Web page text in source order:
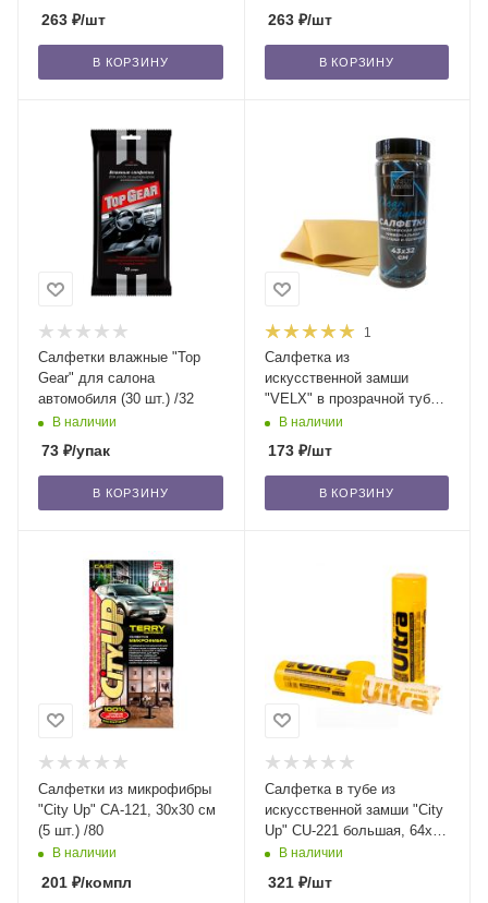
263 ₽/шт
В КОРЗИНУ
263₽/шт
В КОРЗИНУ
Салфетки влажные "Top
Gear" для салона
автомобиля (30 шт.) /32
В наличии
73 ₽/упак
В КОРЗИНУ
1
Салфетка из
искусственной замши
"VELX" в прозрачной тубе,
43х32 см /85
В наличии
173₽/шт
В КОРЗИНУ
Салфетки из микрофибры
"City Up" СА-121, 30х30 см
(5 шт.) /80
В наличии
201 ₽/компл
Салфетка в тубе из
искусственной замши "City
Up" CU-221 большая, 64x43
см /100
В наличии
321₽/шт